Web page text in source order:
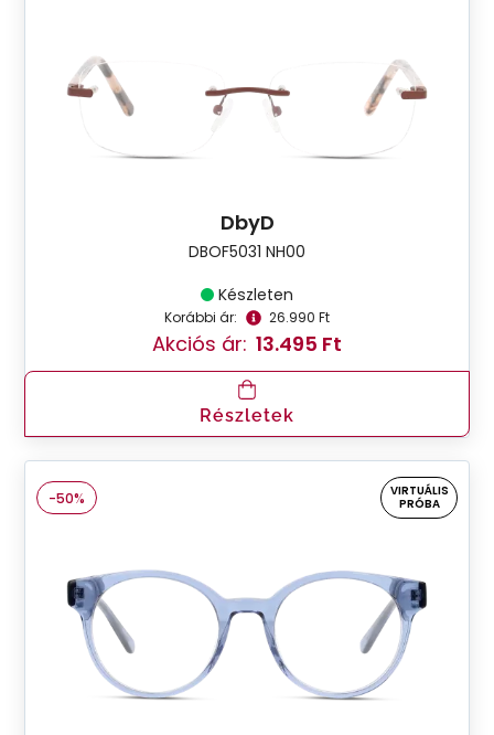
DbyD
DBOF5031 NH00
Készleten
Korábbi ár: 26.990 Ft
Akciós ár: 13.495 Ft
Részletek
-50%
VIRTUÁLIS
PRÓBA